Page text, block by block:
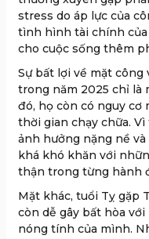
stress do áp lực của
tình hình tài chính
cho cuộc sống thêm
Sự bất lợi về mặt công
trong năm 2025 chỉ là
đó, họ còn có nguy cơ
thời gian chạy chữa.
ảnh hưởng nặng nề
khá khó khăn với
thận trong từng hành
Mặt khác, tuổi Tỵ gặp
còn dễ gây bất hòa
nóng tính của mình.